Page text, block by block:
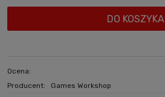
DO KOSZYKA
Ocena:
Producent:
Games Workshop